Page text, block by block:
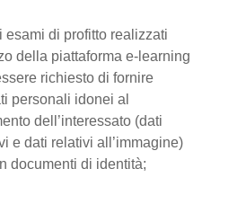
esami di profitto realizzati
della piattaforma e-learning
richiesto di fornire
personali idonei al
dell’interessato (dati
e dati relativi all’immagine)
documenti di identità;